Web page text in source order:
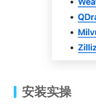
安装实操